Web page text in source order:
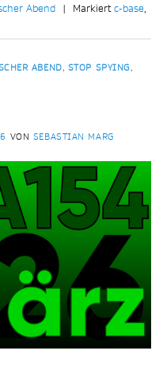
Abend | Markiertc-base,
ABEND, STOP SPYING,
VON SEBASTIAN MARG